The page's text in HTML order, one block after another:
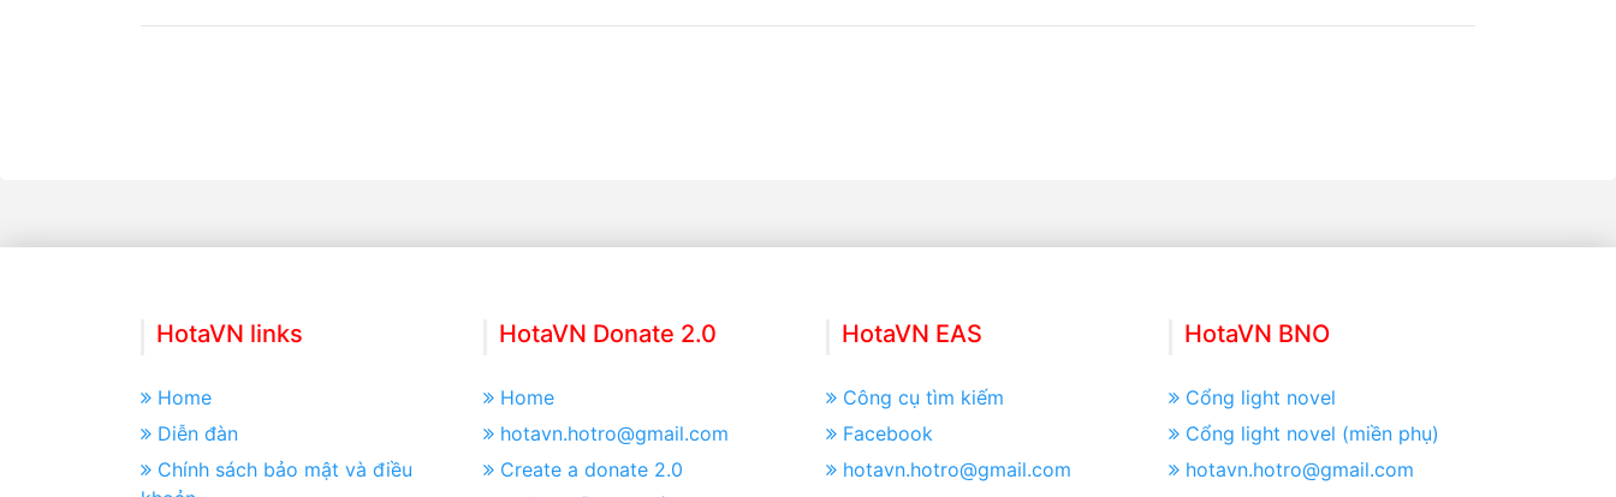
HotaVN links
Home
Diễn đàn
Chính sách bảo mật và điều
HotaVN Donate 2.0
Home
hotavn.hotro@gmail.com
Create a donate 2.0
HotaVN EAS
Công cụ tìm kiếm
Facebook
hotavn.hotro@gmail.com
HotaVN BNO
Cổng light novel
Cổng light novel (miền phụ)
hotavn.hotro@gmail.com